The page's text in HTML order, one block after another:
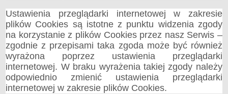
Ustawienia przeglądarki internetowej w zakresie
plików Cookies są istotne z punktu widzenia zgody
na korzystanie z plików Cookies przez nasz Serwis –
zgodnie z przepisami taka zgoda może być również
wyrażona poprzez ustawienia przeglądarki
internetowej. W braku wyrażenia takiej zgody należy
odpowiednio zmienić ustawienia przeglądarki
internetowej w zakresie plików Cookies.